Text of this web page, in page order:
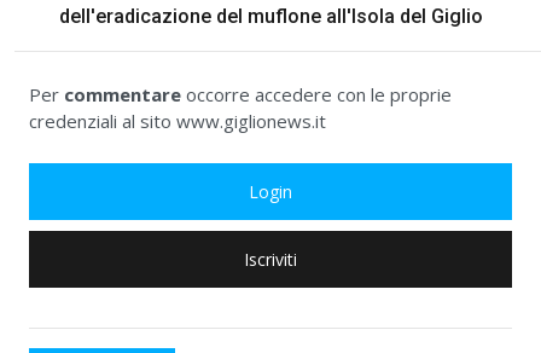
dell'eradicazione del muflone all'Isola del Giglio
Per commentare occorre accedere con le proprie
credenziali al sito www.giglionews.it
Login
Iscriviti